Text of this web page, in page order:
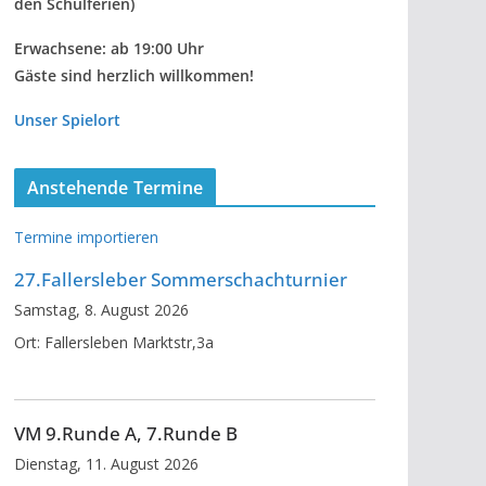
den Schulferien)
Erwachsene: ab 19:00 Uhr
Gäste sind herzlich willkommen!
Unser Spielort
Anstehende Termine
Termine importieren
27.Fallersleber Sommerschachturnier
Samstag, 8. August 2026
Ort: Fallersleben Marktstr,3a
VM 9.Runde A, 7.Runde B
Dienstag, 11. August 2026